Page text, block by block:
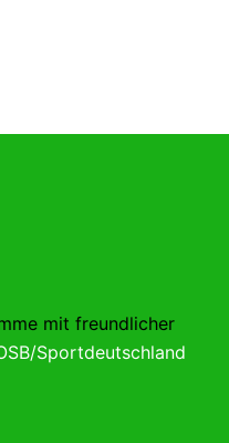
mit freundlicher
Sportdeutschland